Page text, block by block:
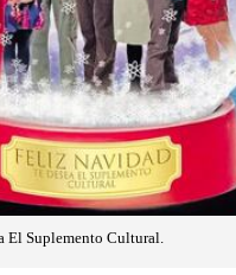
El Suplemento Cultural.